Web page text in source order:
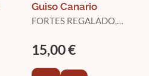
Guiso Canario
FORTES REGALADO,
DELIA
15,00 €